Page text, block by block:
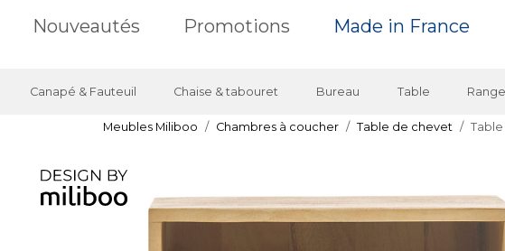
Nouveautés Promotions Made in France
Canapé & Fauteuil Chaise & tabouret Bureau Table
Meubles Miliboo Chambres à coucher Table de chevet